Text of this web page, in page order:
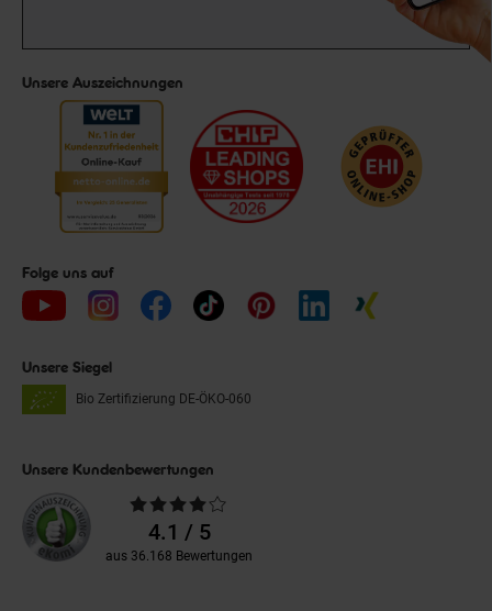
Unsere Auszeichnungen
Folge uns auf
Unsere Siegel
Bio Zertifizierung DE-ÖKO-060
Unsere Kundenbewertungen
Durchschnittliche
Bewertungen4.1 / 5
aus 36.168 Bewertungen